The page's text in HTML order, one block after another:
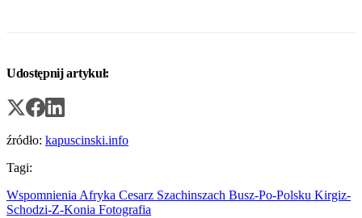
Udostępnij artykuł:
źródło: kapuscinski.info
Tagi:
Wspomnienia Afryka Cesarz Szachinszach Busz-Po-Polsku Kirgiz-
Schodzi-Z-Konia Fotografia